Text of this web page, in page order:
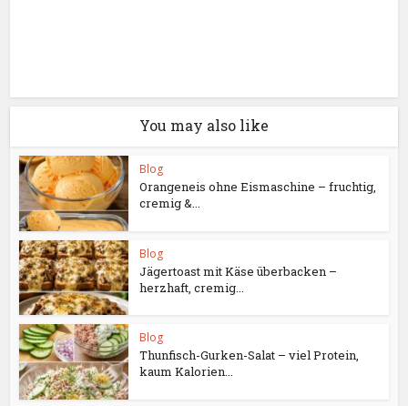
You may also like
Blog
Orangeneis ohne Eismaschine – fruchtig,
cremig &...
Blog
Jägertoast mit Käse überbacken –
herzhaft, cremig...
Blog
Thunfisch-Gurken-Salat – viel Protein,
kaum Kalorien...